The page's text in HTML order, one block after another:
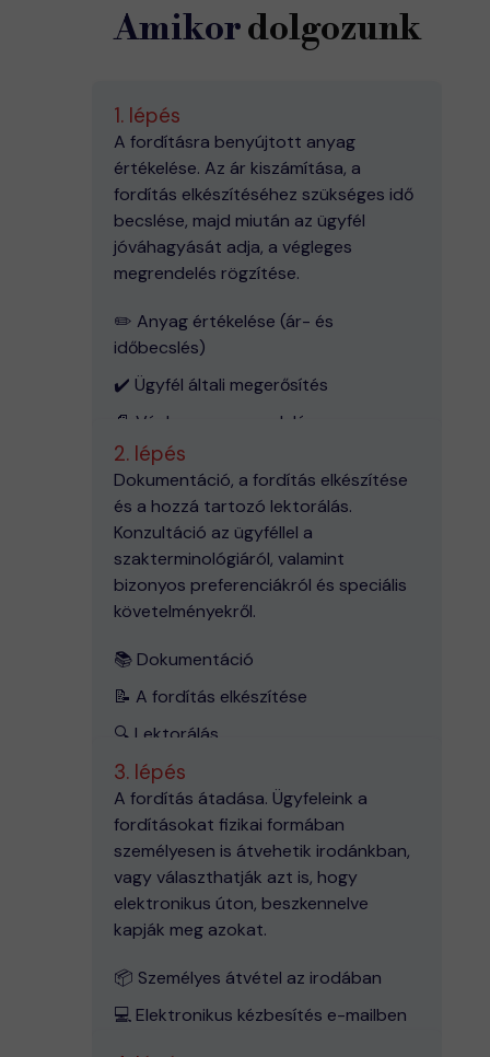
3. lépés
A fordítás átadása. Ügyfeleink a
fordításokat fizikai formában
személyesen is átvehetik irodánkban,
vagy választhatják azt is, hogy
elektronikus úton, beszkennelve
kapják meg azokat.
📦 Személyes átvétel az irodában
💻 Elektronikus kézbesítés e-mailben
2. lépés
Dokumentáció, a fordítás elkészítése
és a hozzá tartozó lektorálás.
Konzultáció az ügyféllel a
szakterminológiáról, valamint
bizonyos preferenciákról és speciális
követelményekről.
📚 Dokumentáció
📝 A fordítás elkészítése
🔍 Lektorálás
1. lépés
A fordításra benyújtott anyag
értékelése. Az ár kiszámítása, a
fordítás elkészítéséhez szükséges idő
becslése, majd miután az ügyfél
jóváhagyását adja, a végleges
megrendelés rögzítése.
✏️ Anyag értékelése (ár- és
időbecslés)
✔️ Ügyfél általi megerősítés
📄 Végleges megrendelés
Amikordolgozunk